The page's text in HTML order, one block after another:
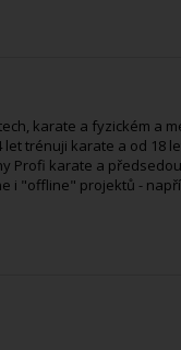
karate a fyzickém a
let trénuji karate a od 18
Profi karate a
i "offline" projektů -